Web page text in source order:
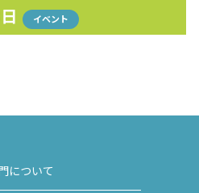
イベント
について